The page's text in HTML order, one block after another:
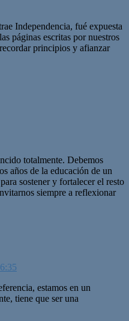
Independencia, fué expuesta
páginas escritas por nuestros
principios y afianzar
totalmente. Debemos
años de la educación de un
sostener y fortalecer el resto
siempre a reflexionar
estamos en un
tiene que ser una